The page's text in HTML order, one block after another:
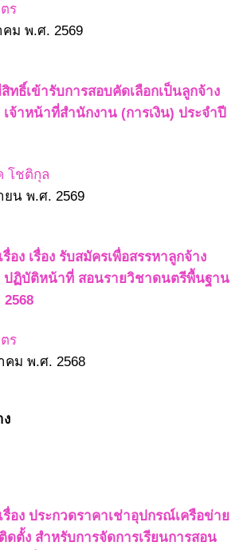
ร
ม พ.ศ. 2569
ทธิ์เข้ารับการสอบคัดเลือกเป็นลูกจ้าง
จ้าหน้าที่สำนักงาน (การเงิน) ประจำปี
โชติกุล
น พ.ศ. 2569
รื่อง เรื่อง รับสมัครเพื่อสรรหาลูกจ้าง
ปฏิบัติหน้าที่ สอนรายวิชาดนตรีพื้นฐาน
ร
ม พ.ศ. 2568
รื่อง ประกวดราคาเช่าอุปกรณ์เครือข่าย
ดตั้ง สำหรับการจัดการเรียนการสอน